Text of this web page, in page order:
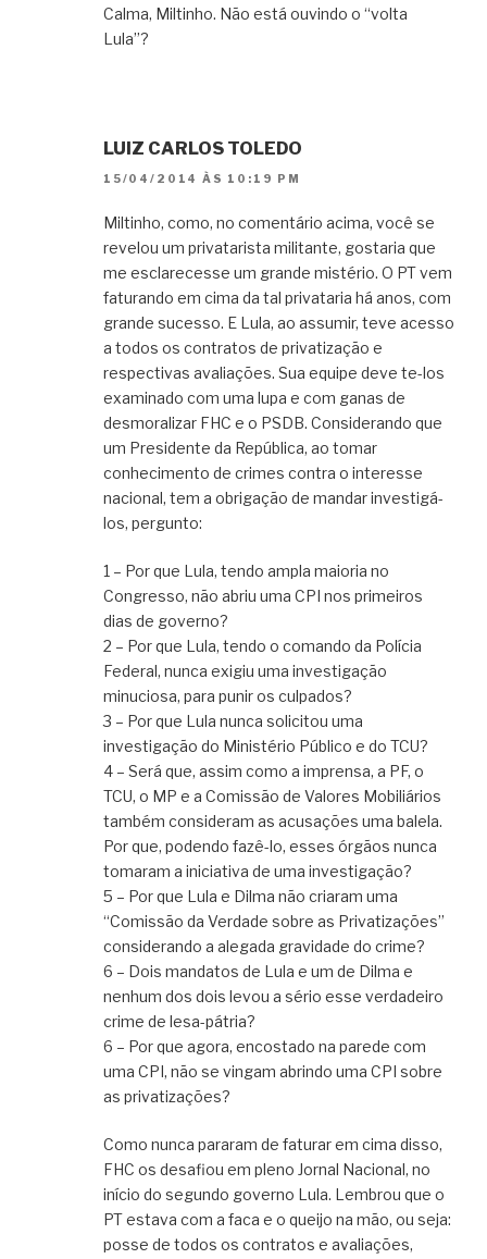
Calma, Miltinho. Não está ouvindo o “volta
Lula”?
LUIZ CARLOS TOLEDO
15/04/2014 ÀS 10:19 PM
Miltinho, como, no comentário acima, você se
revelou um privatarista militante, gostaria que
me esclarecesse um grande mistério. O PT vem
faturando em cima da tal privataria há anos, com
grande sucesso. E Lula, ao assumir, teve acesso
a todos os contratos de privatização e
respectivas avaliações. Sua equipe deve te-los
examinado com uma lupa e com ganas de
desmoralizar FHC e o PSDB. Considerando que
um Presidente da República, ao tomar
conhecimento de crimes contra o interesse
nacional, tem a obrigação de mandar investigá-
los, pergunto:
1 – Por que Lula, tendo ampla maioria no
Congresso, não abriu uma CPI nos primeiros
dias de governo?
2 – Por que Lula, tendo o comando da Polícia
Federal, nunca exigiu uma investigação
minuciosa, para punir os culpados?
3 – Por que Lula nunca solicitou uma
investigação do Ministério Público e do TCU?
4 – Será que, assim como a imprensa, a PF, o
TCU, o MP e a Comissão de Valores Mobiliários
também consideram as acusações uma balela.
Por que, podendo fazê-lo, esses órgãos nunca
tomaram a iniciativa de uma investigação?
5 – Por que Lula e Dilma não criaram uma
“Comissão da Verdade sobre as Privatizações”
considerando a alegada gravidade do crime?
6 – Dois mandatos de Lula e um de Dilma e
nenhum dos dois levou a sério esse verdadeiro
crime de lesa-pátria?
6 – Por que agora, encostado na parede com
uma CPI, não se vingam abrindo uma CPI sobre
as privatizações?
Como nunca pararam de faturar em cima disso,
FHC os desafiou em pleno Jornal Nacional, no
início do segundo governo Lula. Lembrou que o
PT estava com a faca e o queijo na mão, ou seja:
posse de todos os contratos e avaliações,